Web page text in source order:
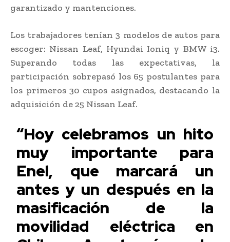
garantizado y mantenciones.
Los trabajadores tenían 3 modelos de autos para
escoger: Nissan Leaf, Hyundai Ioniq y BMW i3.
Superando todas las expectativas, la
participación sobrepasó los 65 postulantes para
los primeros 30 cupos asignados, destacando la
adquisición de 25 Nissan Leaf.
“Hoy celebramos un hito
muy importante para
Enel, que marcará un
antes y un después en la
masificación de la
movilidad eléctrica en